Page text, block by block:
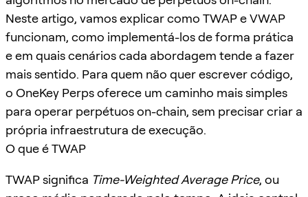
Neste artigo, vamos explicar como TWAP e VWAP
funcionam, como implementá-los de forma prática
e em quais cenários cada abordagem tende a fazer
mais sentido. Para quem não quer escrever código,
o OneKey Perps oferece um caminho mais simples
para operar perpétuos on-chain, sem precisar criar a
própria infraestrutura de execução.
O que é TWAP
TWAP significa Time-Weighted Average Price, ou